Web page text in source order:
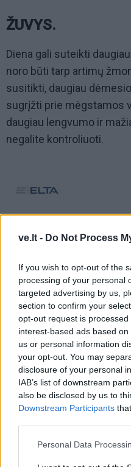
ve.lt - Do Not Process
If you wish to opt-out of the
processing of your personal
targeted advertising by us,
section to confirm your
opt-out request is
interest-based ads based
us or personal information
your opt-out. You may
disclosure of your personal
IAB’s list of downstream
also be disclosed by us to
Downstream Participants
Personal Data
ŽUVYS.
Diena gali suteikti
noro būti tarp artimų
susitikti, daugiau
sugrįžti prie mėgstamos
daugiau lengvumo ir
negalite kontroliuoti.
Į Klaipėdą iš emigracijos
grįžusi Karina
įvardijo didžiausią savo
norą
Šiuo metu skaitomiausi